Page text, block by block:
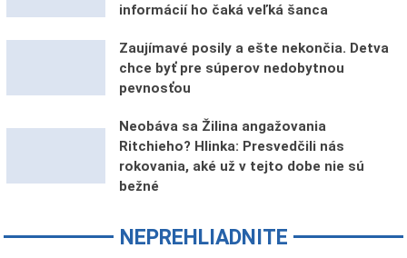
informácií ho čaká veľká šanca
Zaujímavé posily a ešte nekončia. Detva
chce byť pre súperov nedobytnou
pevnosťou
Neobáva sa Žilina angažovania
Ritchieho? Hlinka: Presvedčili nás
rokovania, aké už v tejto dobe nie sú
bežné
NEPREHLIADNITE